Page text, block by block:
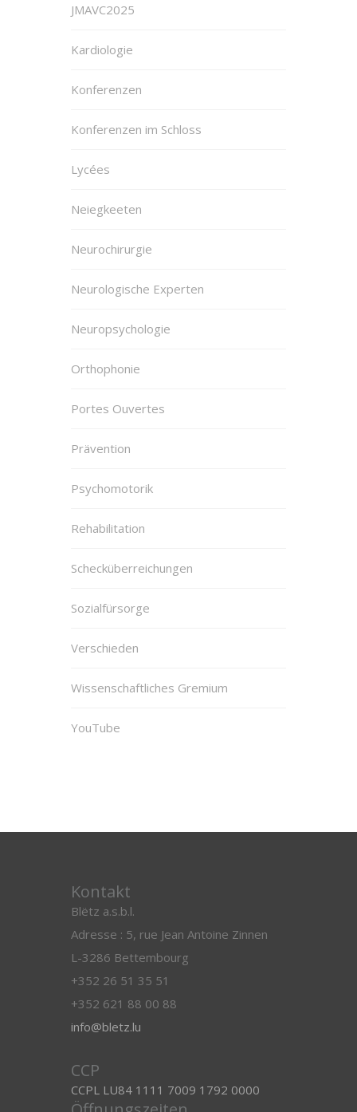
JMAVC2025
Kardiologie
Konferenzen
Konferenzen im Schloss
Lycées
Neiegkeeten
Neurochirurgie
Neurologische Experten
Neuropsychologie
Orthophonie
Portes Ouvertes
Prävention
Psychomotorik
Rehabilitation
Schecküberreichungen
Sozialfürsorge
Verschieden
Wissenschaftliches Gremium
YouTube
Kontakt
Blëtz a.s.b.l.
Adresse : 5, rue Jean Antoine Zinnen
L-3286 Bettembourg
+352 26 51 35 51
+352 621 88 00 88
info@bletz.lu
CCP
CCPL LU84 1111 7009 1792 0000